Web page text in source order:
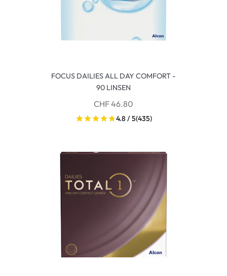
FOCUS DAILIES ALL DAY COMFORT -
90 LINSEN
CHF 46.80
4.8 / 5(435)